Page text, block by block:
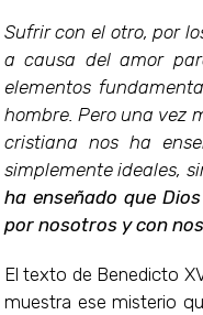
Sufrir con el otro, por
a causa del amor
elementos
hombre. Pero una vez
cristiana nos ha
simplemente ideales,
ha enseñado que
por nosotros y con
El texto de Benedicto
muestra ese misterio